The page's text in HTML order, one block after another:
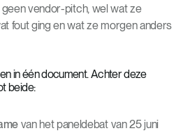
vendor-pitch, wel wat ze
fout ging en wat ze morgen anders
in één document. Achter deze
beide:
van het paneldebat van 25 juni